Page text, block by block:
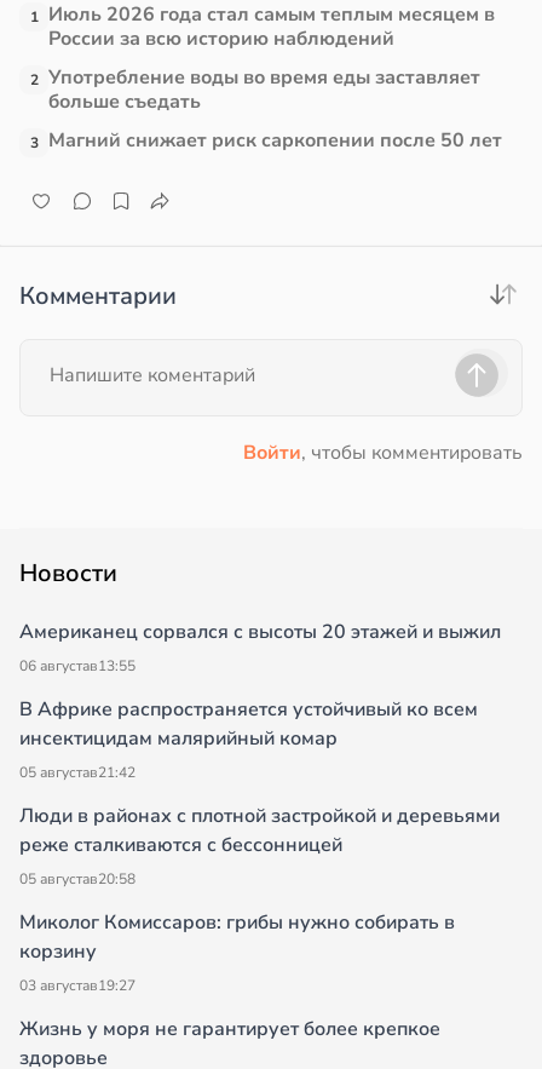
17:21
1 Июль 2026 года стал самым теплым месяцем в
России за всю историю наблюдений
2 Употребление воды во время еды заставляет
больше съедать
3 Магний снижает риск саркопении после 50 лет
Комментарии
Войти, чтобы комментировать
Новости
Американец сорвался с высоты 20 этажей и выжил
06 августав13:55
В Африке распространяется устойчивый ко всем
инсектицидам малярийный комар
05 августав21:42
Люди в районах с плотной застройкой и деревьями
реже сталкиваются с бессонницей
05 августав20:58
Миколог Комиссаров: грибы нужно собирать в
корзину
03 августав19:27
Жизнь у моря не гарантирует более крепкое
здоровье